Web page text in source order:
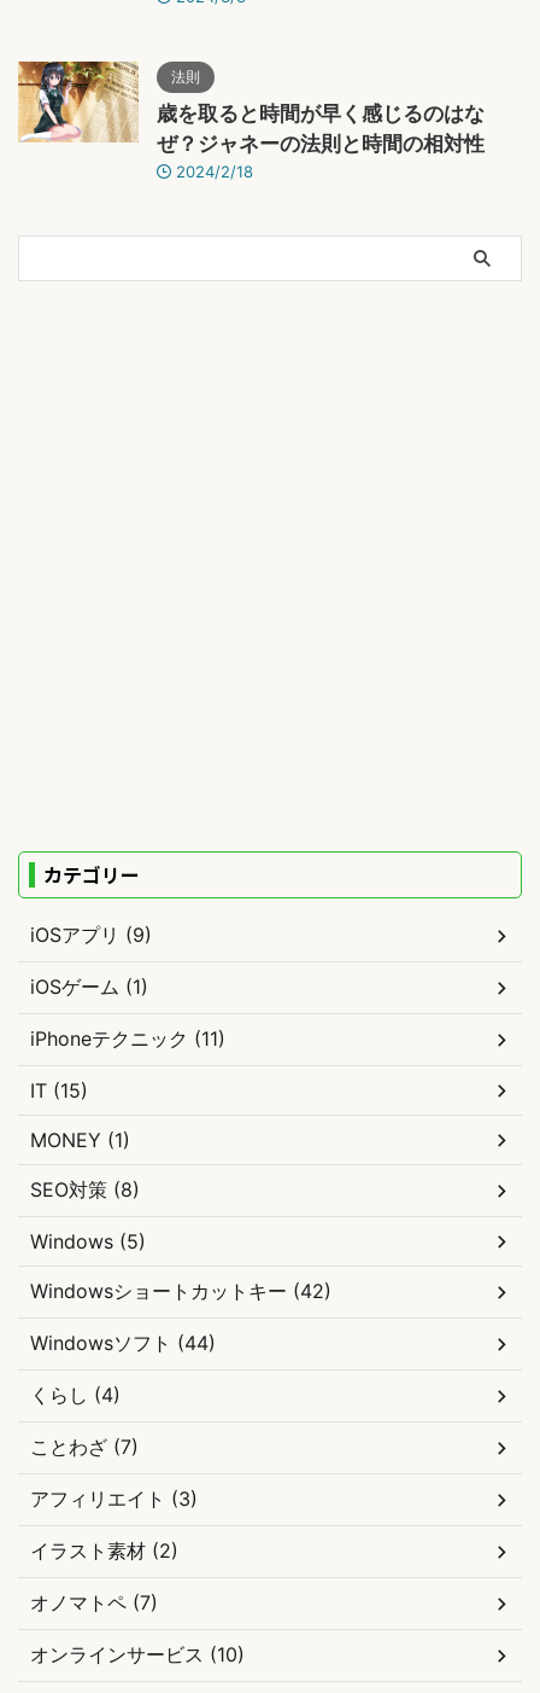
法則
歳を取ると時間が早く感じるのはな
ぜ？ジャネーの法則と時間の相対性
2024/2/18
カテゴリー
iOSアプリ (9)
iOSゲーム (1)
iPhoneテクニック (11)
IT (15)
MONEY (1)
SEO対策 (8)
Windows (5)
Windowsショートカットキー (42)
Windowsソフト (44)
くらし (4)
ことわざ (7)
アフィリエイト (3)
イラスト素材 (2)
オノマトペ (7)
オンラインサービス (10)